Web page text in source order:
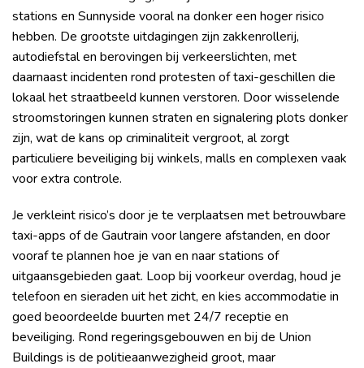
stations en Sunnyside vooral na donker een hoger risico
hebben. De grootste uitdagingen zijn zakkenrollerij,
autodiefstal en berovingen bij verkeerslichten, met
daarnaast incidenten rond protesten of taxi-geschillen die
lokaal het straatbeeld kunnen verstoren. Door wisselende
stroomstoringen kunnen straten en signalering plots donker
zijn, wat de kans op criminaliteit vergroot, al zorgt
particuliere beveiliging bij winkels, malls en complexen vaak
voor extra controle.
Je verkleint risico’s door je te verplaatsen met betrouwbare
taxi-apps of de Gautrain voor langere afstanden, en door
vooraf te plannen hoe je van en naar stations of
uitgaansgebieden gaat. Loop bij voorkeur overdag, houd je
telefoon en sieraden uit het zicht, en kies accommodatie in
goed beoordeelde buurten met 24/7 receptie en
beveiliging. Rond regeringsgebouwen en bij de Union
Buildings is de politieaanwezigheid groot, maar